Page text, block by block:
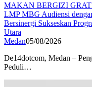
LMP MBG Audiensi
Bersinergi Sukseskan
Utara
Medan05/08/2026
De14dotcom, Medan –
Peduli…